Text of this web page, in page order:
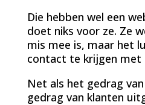
Die hebben wel een
doet niks voor ze. Ze
mis mee is, maar het
contact te krijgen met
Net als het gedrag
gedrag van klanten